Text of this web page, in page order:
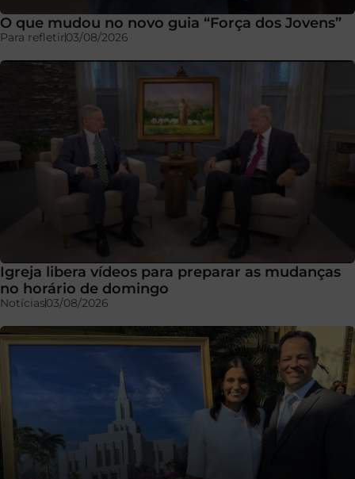
O que mudou no novo guia “Força dos Jovens”
Para refletir03/08/2026
Igreja libera vídeos para preparar as mudanças
no horário de domingo
Notícias03/08/2026